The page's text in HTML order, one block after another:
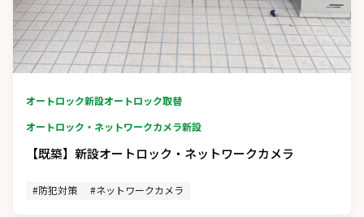
オートロック新設オートロック取替
オートロック・ネットワークカメラ新設
【既築】新設オートロック・ネットワークカメラ
#防犯対策 #ネットワークカメラ